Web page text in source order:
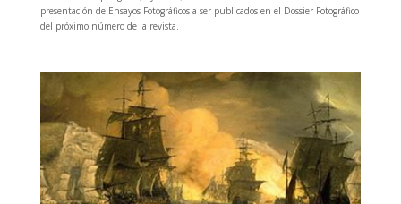
presentación de Ensayos Fotográficos a ser publicados en el Dossier Fotográfico
del próximo número de la revista.